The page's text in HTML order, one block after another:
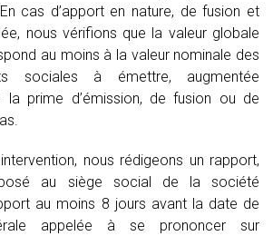
cas d’apport en nature, de fusion et
nous vérifions que la valeur globale
au moins à la valeur nominale des
sociales à émettre, augmentée
la prime d’émission, de fusion ou de
nous rédigeons un rapport,
au siège social de la société
au moins 8 jours avant la date de
appelée à se prononcer sur